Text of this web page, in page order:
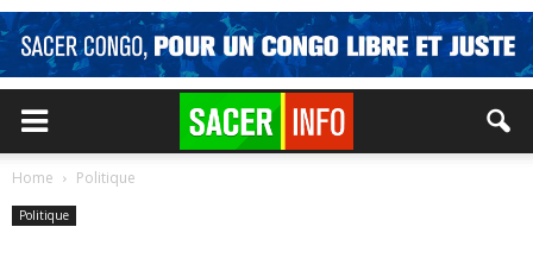
Home Politique
Politique